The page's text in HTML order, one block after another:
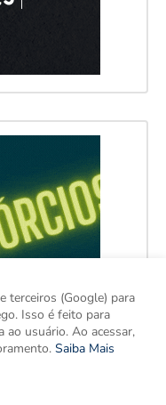
terceiros (Google) para
Isso é feito para
ao usuário. Ao acessar,
Saiba Mais